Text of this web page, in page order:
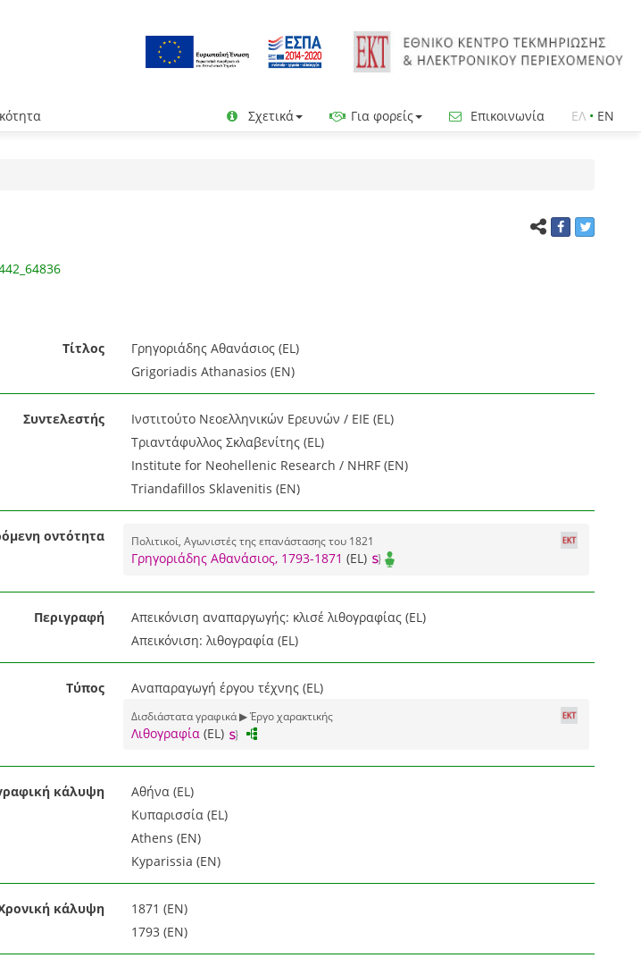
Σχετικά Για φορείς Επικοινωνία ΕΛ • EN
Τίτλος
Γρηγοριάδης Αθανάσιος (EL)
Grigoriadis Athanasios (EN)
Συντελεστής
Ινστιτούτο Νεοελληνικών Ερευνών / ΕΙΕ (EL)
Τριαντάφυλλος Σκλαβενίτης (EL)
Institute for Neohellenic Research / NHRF (EN)
Triandafillos Sklavenitis (EN)
οντότητα Πολιτικοί, Αγωνιστές της επανάστασης του 1821
Γρηγοριάδης Αθανάσιος, 1793-1871 (EL)
Περιγραφή
Απεικόνιση αναπαργωγής: κλισέ λιθογραφίας (EL)
Απεικόνιση: λιθογραφία (EL)
Τύπος Αναπαραγωγή έργου τέχνης (EL)
Δισδιάστατα γραφικά ▶ Έργο χαρακτικής
Λιθογραφία(EL)
κάλυψη
Αθήνα (EL)
Κυπαρισσία (EL)
Athens (EN)
Kyparissia (EN)
κάλυψη
1871 (EN)
1793 (EN)